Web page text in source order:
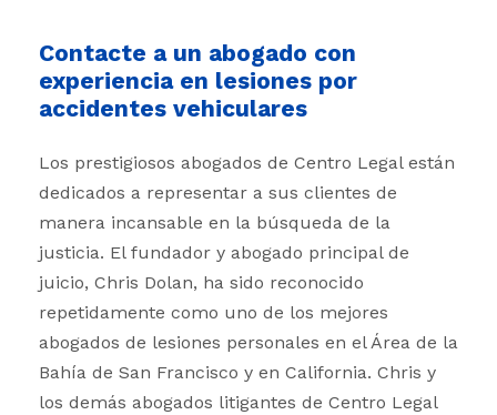
Contacte a un abogado con
experiencia en lesiones por
accidentes vehiculares
Los prestigiosos abogados de Centro Legal están
dedicados a representar a sus clientes de
manera incansable en la búsqueda de la
justicia. El fundador y abogado principal de
juicio, Chris Dolan, ha sido reconocido
repetidamente como uno de los mejores
abogados de lesiones personales en el Área de la
Bahía de San Francisco y en California. Chris y
los demás abogados litigantes de Centro Legal